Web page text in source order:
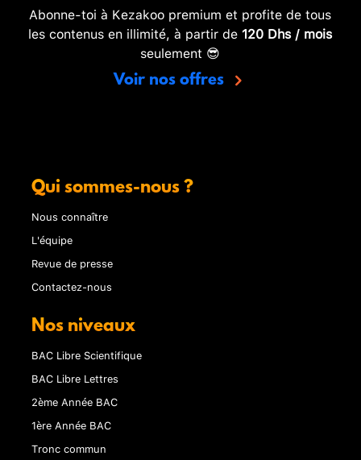
Abonne-toi à Kezakoo premium et profite de tous
les contenus en illimité, à partir de 120 Dhs / mois
seulement 😎
Voir nos offres
Qui sommes-nous ?
Nous connaître
L'équipe
Revue de presse
Contactez-nous
Nos niveaux
BAC Libre Scientifique
BAC Libre Lettres
2ème Année BAC
1ère Année BAC
Tronc commun